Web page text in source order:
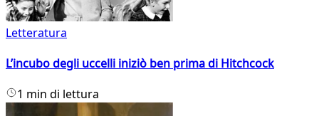
Letteratura
L’incubo degli uccelli iniziò ben prima di Hitchcock
1 min di lettura